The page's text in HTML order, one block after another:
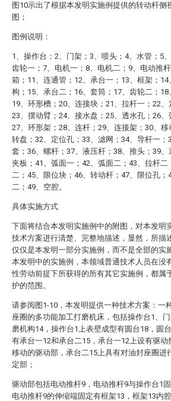
图10示出了根据本发明实施例提供的转动杆侧
图；
图例说明：
1、操作台；2、门架；3、喷头；4、水管；5、
齿轮一；7、电机一；8、电机二；9、电动推
箱；11、连通管；12、承台一；13、框架；14
构；15、承台二；16、套筒；17、齿轮二；18
19、环形槽；20、连接块；21、拉杆一；22、
23、摆动臂；24、接水盘；25、透水孔；26、
27、环形架；28、连杆；29、连接架；30、移
转盘；32、定位孔；33、滤网；34、导杆一；
套；36、螺杆；37、液压杆；38、推头；39、
夹板；41、弧面一；42、弧面二；43、拉杆二
二；45、限位块；46、转动杆；47、限位孔；
二；49、空腔。
具体实施方式
下面将结合本发明实施例中的附图，对本发明
技术方案进行清楚、完整地描述，显然，所描
仅仅是本发明一部分实施例，而不是全部的实
本发明中的实施例，本领域普通技术人员在没
性劳动前提下所获得的所有其它实施例，都属
护的范围。
请参阅图1-10，本发明提供一种技术方案：一
座圈的多功能加工打磨机床，包括操作台1、
磨机构14，操作台1上表壁成型有圆台18，圆
有承台一12和承台二15，承台一12上设有驱动
移动的驱动部，承台二15上具有对油封座圈进
定部；
驱动部包括电动推杆9，电动推杆9与操作台1固
电动推杆9的伸缩端固定有框架13，框架13内